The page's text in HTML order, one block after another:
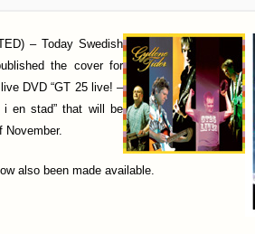
– Today Swedish
the cover for
DVD “GT 25 live! –
en stad” that will be
November.
also been made available.